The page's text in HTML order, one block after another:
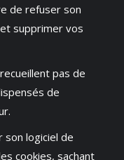
de refuser son
supprimer vos
pas de
de
son logiciel de
cookies, sachant